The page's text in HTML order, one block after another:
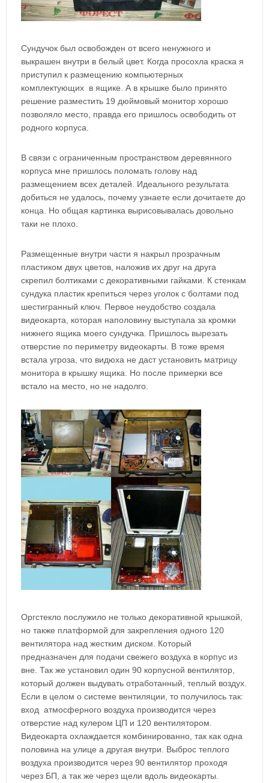
Сундучок был освобожден от всего ненужного и
выкрашен внутри в белый цвет. Когда просохла краска я
приступил к размещению компьютерных
комплектующих в ящике. А в крышке было принято
решение разместить 19 дюймовый монитор хорошо
позволяло место, правда его пришлось освободить от
родного корпуса.
В связи с ограниченным пространством деревянного
корпуса мне пришлось поломать голову над
размещением всех деталей. Идеального результата
добиться не удалось, почему узнаете если дочитаете до
конца. Но общая картинка вырисовывалась довольно
таки не плохо.
Размещенные внутри части я накрыл прозрачным
пластиком двух цветов, наложив их друг на друга
скрепил болтиками с декоративными гайками. К стенкам
сундука пластик крепиться через уголок с болтами под
шестигранный ключ. Первое неудобство создала
видеокарта, которая наполовину выступала за кромки
нижнего ящика моего сундучка. Пришлось вырезать
отверстие по периметру видеокарты. В тоже время
встала угроза, что видюха не даст установить матрицу
монитора в крышку ящика. Но после примерки все
встало на место, но не надолго.
Оргстекло послужило не только декоративной крышкой,
но также платформой для закрепления одного 120
вентилятора над жестким диском. Который
предназначен для подачи свежего воздуха в корпус из
вне. Так же установил один 90 корпусной вентилятор,
который должен выдувать отработанный, теплый воздух.
Если в целом о системе вентиляции, то получилось так:
вход атмосферного воздуха производится через
отверстие над кулером ЦП и 120 вентилятором.
Видеокарта охлаждается комбинированно, так как одна
половина на улице а другая внутри. Выброс теплого
воздуха производится через 90 вентилятор проходя
через БП, а так же через щели вдоль видеокарты.